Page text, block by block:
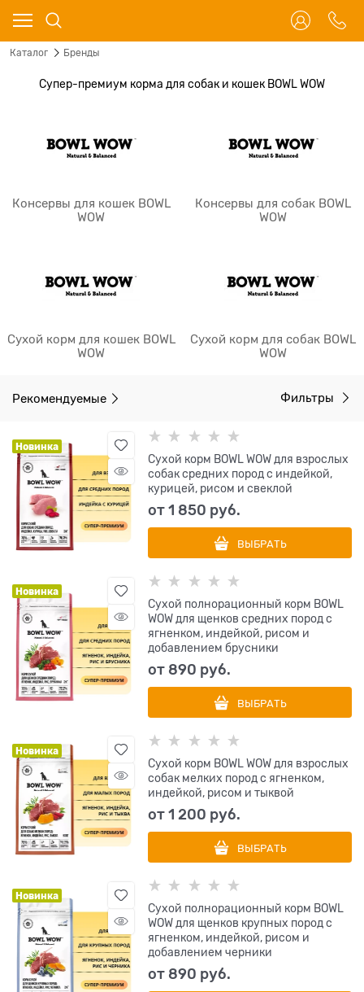
Каталог Бренды
Супер-премиум корма для собак и кошек BOWL WOW
Консервы для кошек BOWL
WOW
Консервы для собак BOWL
WOW
Сухой корм для кошек BOWL
WOW
Сухой корм для собак BOWL
WOW
Рекомендуемые Фильтры
Новинка
Сухой корм BOWL WOW для взрослых
собак средних пород с индейкой,
курицей, рисом и свеклой
от1 850 руб.
ВЫБРАТЬ
Новинка
Сухой полнорационный корм BOWL
WOW для щенков средних пород с
ягненком, индейкой, рисом и
добавлением брусники
от 890 руб.
ВЫБРАТЬ
Новинка
Сухой корм BOWL WOW для взрослых
собак мелких пород с ягненком,
индейкой, рисом и тыквой
от1 200 руб.
ВЫБРАТЬ
Новинка
Сухой полнорационный корм BOWL
WOW для щенков крупных пород с
ягненком, индейкой, рисом и
добавлением черники
от 890 руб.